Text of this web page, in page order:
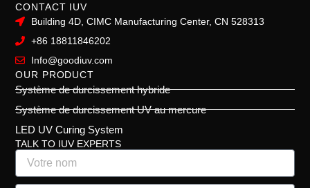
CONTACT IUV
Building 4D, CIMC Manufacturing Center, CN 528313
+86 18811846202
Info@goodiuv.com
OUR PRODUCT
Système de durcissement hybride
Système de durcissement UV au mercure
LED UV Curing System
TALK TO IUV EXPERTS